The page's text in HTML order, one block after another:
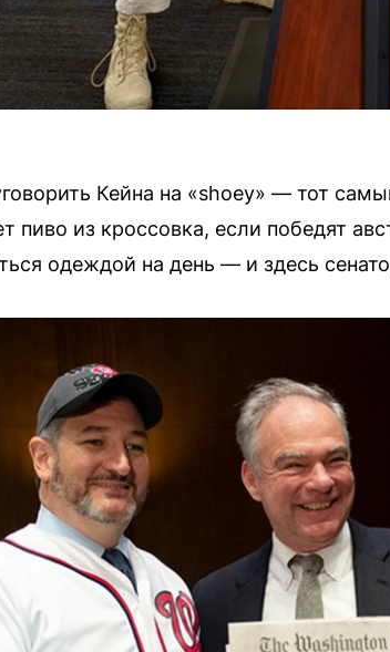
Кейна на «shoey» — тот
пиво из кроссовка, если победят
одеждой на день — и здесь